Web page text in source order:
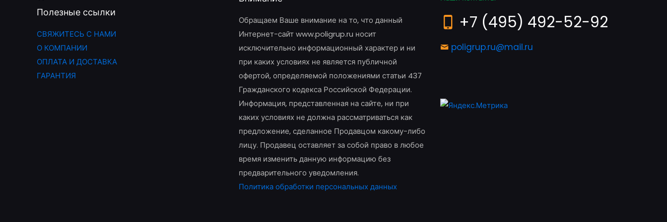
Полезные ссылки
СВЯЖИТЕСЬ С НАМИ
О КОМПАНИИ
ОПЛАТА И ДОСТАВКА
ГАРАНТИЯ
Обращаем Ваше внимание на то, что данный
Интернет-сайт www.poligrup.ru носит
исключительно информационный характер и ни
при каких условиях не является публичной
офертой, определяемой положениями статьи 437
Гражданского кодекса Российской Федерации.
Информация, представленная на сайте, ни при
каких условиях не должна рассматриваться как
предложение, сделанное Продавцом какому-либо
лицу. Продавец оставляет за собой право в любое
время изменить данную информацию без
предварительного уведомления.
Политика обработки персональных данных
+7 (495) 492-52-92
poligrup.ru@mail.ru